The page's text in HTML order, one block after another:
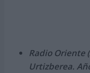
Radio Oriente
Urtizberea.